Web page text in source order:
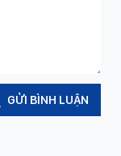
GỬI BÌNH LUẬN